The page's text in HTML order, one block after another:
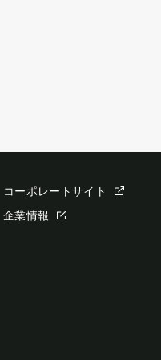
コーポレートサイト
企業情報